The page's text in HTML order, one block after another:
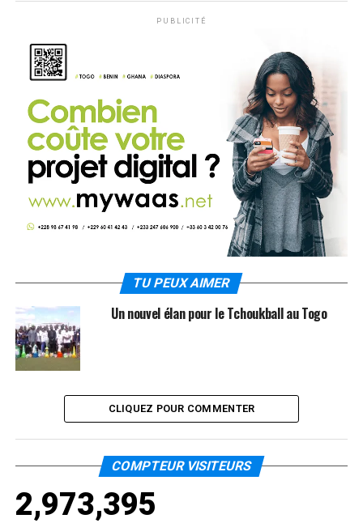
PUBLICITÉ
TU PEUX AIMER
Un nouvel élan pour le Tchoukball au Togo
CLIQUEZ POUR COMMENTER
COMPTEUR VISITEURS
2,973,395